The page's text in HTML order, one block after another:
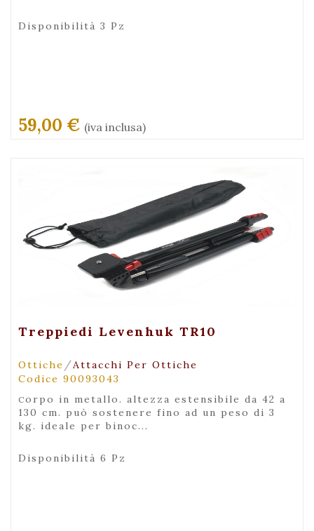
Disponibilità 3 Pz
59,00 € (iva inclusa)
+ Visualizza
Treppiedi Levenhuk TR10
Ottiche /Attacchi Per Ottiche
Codice 90093043
corpo in metallo. altezza estensibile da 42 a
130 cm. può sostenere fino ad un peso di 3
kg. ideale per binoc...
Disponibilità 6 Pz